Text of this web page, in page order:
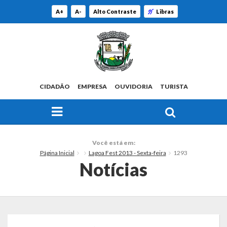
A+ A- Alto Contraste Libras
CIDADÃO EMPRESA OUVIDORIA TURISTA
Você está em:
Página Inicial
Lagoa Fest 2013 - Sexta-feira 1293
Notícias